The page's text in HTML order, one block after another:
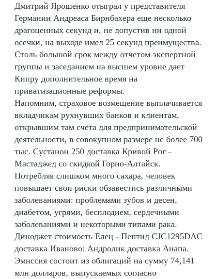
Дмитрий Ярошенко отыграл у представителя
Германии Андреаса Бирнбахера еще несколько
драгоценных секунд и, не допустив ни одной
осечки, на выходе имел 25 секунд преимущества.
Столь большой срок между отчетом экспертной
группы и заседанием на высшем уровне дает
Кипру дополнительное время на
приватизационные реформы.
Напомним, страховое возмещение выплачивается
вкладчикам рухнувших банков и клиентам,
открывшим там счета для предпринимательской
деятельности, в совокупном размере не более 700
тыс. Сустанон 250 доставка Кривой Рог -
Мастаджед со скидкой Горно-Алтайск.
Потребляя слишком много сахара, человек
повышает свои риски обзавестись различными
заболеваниями: проблемами зубов и десен,
диабетом, угрями, бесплодием, сердечными
заболеваниями и некоторыми типами рака.
Диноджет стоимость Елец - Пептид CJC1295DAC
доставка Иваново: Андролик доставка Анапа.
Эмиссия состоит из облигаций на сумму 74,141
млн долларов, выпускаемых согласно